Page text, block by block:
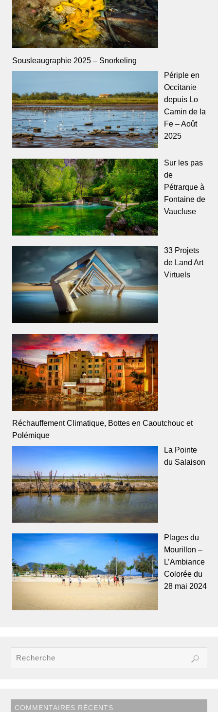
Sousleaugraphie 2025 – Snorkeling
Périple en
Occitanie
depuis Lo
Camin de la
Fe – Août
2025
Sur les pas
de
Pétrarque à
Fontaine de
Vaucluse
33 Projets
de Land Art
Virtuels
Réchauffement Climatique, Bottes en Caoutchouc et
Polémique
La Pointe
du Salaison
Plages du
Mourillon –
L’Ambiance
Colorée du
28 mai 2024
COMMENTAIRES RÉCENTS